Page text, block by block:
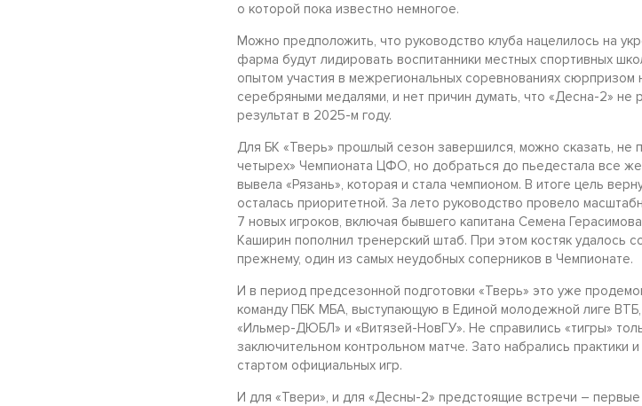
о которой пока известно немногое.
Можно предположить, что руководство клуба нацелилось на
фарма будут лидировать воспитанники местных спортивных
опытом участия в межрегиональных соревнованиях
серебряными медалями, и нет причин думать, что «Десна-2» не
результат в 2025-м году.
Для БК «Тверь» прошлый сезон завершился, можно сказать, не
четырех» Чемпионата ЦФО, но добраться до пьедестала все же
вывела «Рязань», которая и стала чемпионом. В итоге цель
осталась приоритетной. За лето руководство провело
7 новых игроков, включая бывшего капитана Семена
Каширин пополнил тренерский штаб. При этом костяк удалось
прежнему, один из самых неудобных соперников в Чемпионате.
И в период предсезонной подготовки «Тверь» это уже
команду ПБК МБА, выступающую в Единой молодежной лиге
«Ильмер-ДЮБЛ» и «Витязей-НовГУ». Не справились «тигры»
заключительном контрольном матче. Зато набрались практики
стартом официальных игр.
И для «Твери», и для «Десны-2» предстоящие встречи –